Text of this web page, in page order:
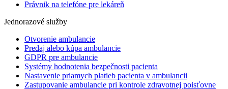
Právnik na telefóne pre lekáreň
Jednorazové služby
Otvorenie ambulancie
Predaj alebo kúpa ambulancie
GDPR pre ambulancie
Systémy hodnotenia bezpečnosti pacienta
Nastavenie priamych platieb pacienta v ambulancii
Zastupovanie ambulancie pri kontrole zdravotnej poisťovne